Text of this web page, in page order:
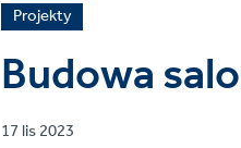
News
article
category
Projekty
Budowa
Published
17 lis 2023